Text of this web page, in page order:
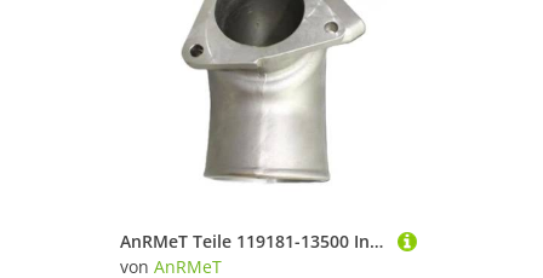
AnRMeT Teile 119181-13500 Inboard Auspuff Mischen Ellenbogen for YA Mar 4LH-STE 4LH-DTE 3092401
von AnRMeT